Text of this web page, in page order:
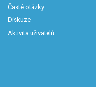
Časté otázky
Diskuze
Aktivita uživatelů